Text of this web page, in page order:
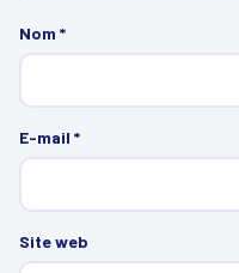
Nom *
E-mail *
Site web